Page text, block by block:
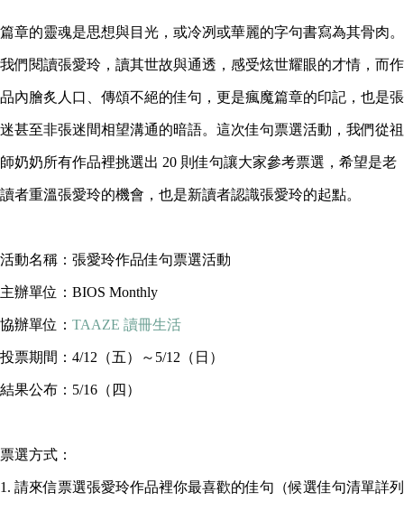
篇章的靈魂是思想與目光，或冷冽或華麗的字句書寫為其骨肉。
我們閱讀張愛玲，讀其世故與通透，感受炫世耀眼的才情，而作
品內膾炙人口、傳頌不絕的佳句，更是瘋魔篇章的印記，也是張
迷甚至非張迷間相望溝通的暗語。這次佳句票選活動，我們從祖
師奶奶所有作品裡挑選出 20 則佳句讓大家參考票選，希望是老
讀者重溫張愛玲的機會，也是新讀者認識張愛玲的起點。
活動名稱：張愛玲作品佳句票選活動
主辦單位：BIOS Monthly
協辦單位： TAAZE 讀冊生活
投票期間：4/12（五）～5/12（日）
結果公布：5/16（四）
票選方式：
1. 請來信票選張愛玲作品裡你最喜歡的佳句（候選佳句清單詳列